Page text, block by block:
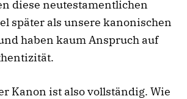
diese neutestamentlichen
später als unsere kanonischen
haben kaum Anspruch auf
Kanon ist also vollständig. Wie